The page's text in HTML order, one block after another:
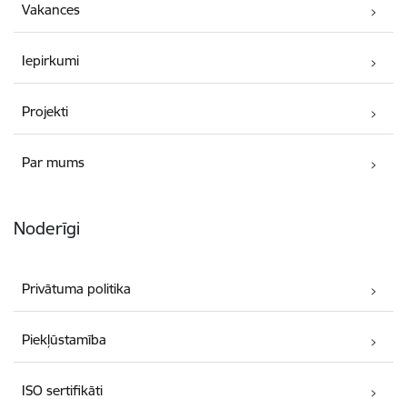
Vakances
Iepirkumi
Projekti
Par mums
Noderīgi
Privātuma politika
Piekļūstamība
ISO sertifikāti